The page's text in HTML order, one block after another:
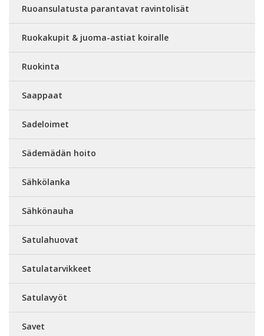
Ruoansulatusta parantavat ravintolisät
Ruokakupit & juoma-astiat koiralle
Ruokinta
Saappaat
Sadeloimet
Sädemädän hoito
Sähkölanka
Sähkönauha
Satulahuovat
Satulatarvikkeet
Satulavyöt
Savet